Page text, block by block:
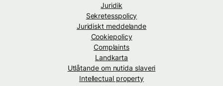
Juridik
Sekretesspolicy
Juridiskt meddelande
Cookiepolicy
Complaints
Landkarta
Utlåtande om nutida slaveri
Intellectual property